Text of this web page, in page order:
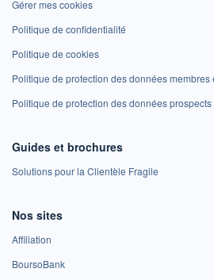
Gérer mes cookies
Politique de confidentialité
Politique de cookies
Politique de protection des données membres
Politique de protection des données prospects
Guides et brochures
Solutions pour la Clientèle Fragile
Nos sites
Affiliation
BoursoBank